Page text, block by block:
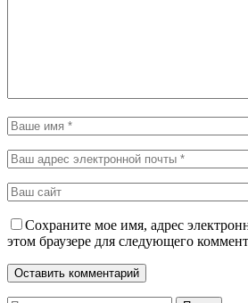
Сохраните мое имя, адрес
этом браузере для следующего